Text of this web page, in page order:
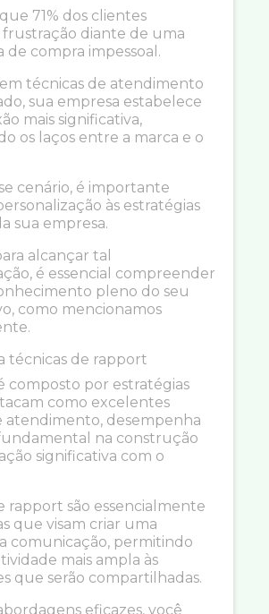
71% dos clientes
frustração diante de uma
de compra impessoal.
técnicas de atendimento
sua empresa estabelece
mais significativa,
os laços entre a marca e o
cenário, é importante
às estratégias
sua empresa.
alcançar tal
é essencial compreender
pleno do seu
como mencionamos
técnicas de rapport
composto por estratégias
como excelentes
atendimento, desempenha
na construção
significativa com o
rapport são essencialmente
que visam criar uma
comunicação, permitindo
mais ampla às
que serão compartilhadas.
eficazes, você